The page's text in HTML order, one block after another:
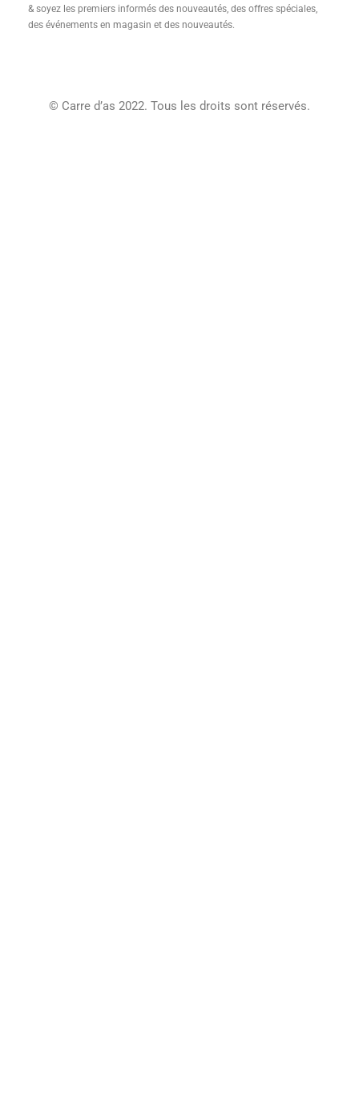
Créations
& soyez les premiers informés des nouveautés, des offres spéciales,
des événements en magasin et des nouveautés.
© Carre d’as 2022. Tous les droits sont réservés.